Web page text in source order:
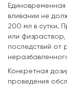
вливании не
200 мл в сутки.
или физраствор,
последствий от
Конкретная
проведения